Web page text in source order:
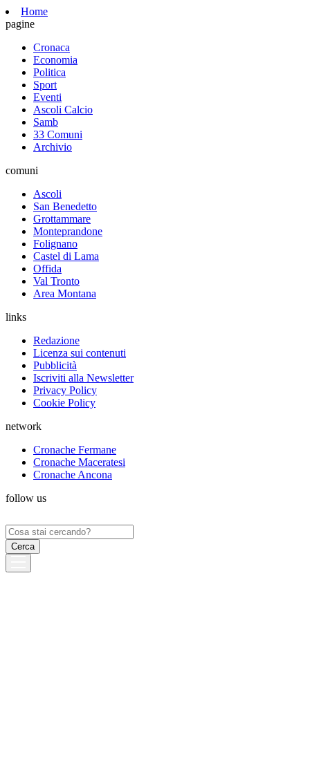
Home
pagine
Cronaca
Economia
Politica
Sport
Eventi
Ascoli Calcio
Samb
33 Comuni
Archivio
comuni
Ascoli
San Benedetto
Grottammare
Monteprandone
Folignano
Castel di Lama
Offida
Val Tronto
Area Montana
links
Redazione
Licenza sui contenuti
Pubblicità
Iscriviti alla Newsletter
Privacy Policy
Cookie Policy
network
Cronache Fermane
Cronache Maceratesi
Cronache Ancona
follow us
Ricerca
per: